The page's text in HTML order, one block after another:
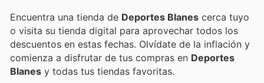
Encuentra una tienda de Deportes Blanes cerca tuyo
o visita su tienda digital para aprovechar todos los
descuentos en estas fechas. Olvídate de la inflación y
comienza a disfrutar de tus compras en Deportes
Blanes y todas tus tiendas favoritas.